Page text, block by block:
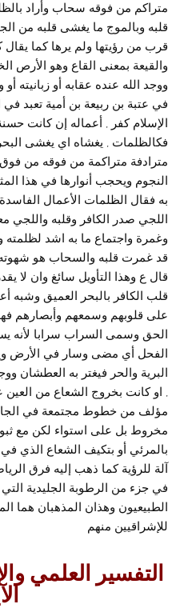
متراكم من فوقه سحاب وأراد
قلبه وبالموج ما يغشى قلبه من
قرب من رؤيتها ولم يرها كما يقال
والقيعة بمعنى القاع وهو الأرص
ووجد الله عنده عقابه أو زبانيته
في عتبة بن ربيعة بن أمية تعبد في
الإسلام كفر , أعماله إن كانت
فكالظلمات , يغشاه اي يغشى
مترادفة متراكمة من فوقه من
النجوم ويحجب أنوارها في هذا
به فقال الظلمات الأعمال الفاسدة
اللجي صدر الكافر وقلبه واللجي
وغمرة واجتماع ما به اشد لظلمته
قد غمرت قلبه والسحاب هو
قال ع وهذا التأويل سائغ وان لا
قلب الكافر بالبحر العميق وشبه
على قلوبهم وسمعهم وأبصارهم
الحق وسمى السراب سرابا لأنه
الفحل أي مضى وسار في الأرض
البرية والحر فيغتر به العطشان
, او كانت بخروج الشعاع من
مؤلف من خطوط مجتمعة في
مخروط بل على استواء لكن مع
بالمرئي أو بتكيف الشعاع الذي في
آلة للرؤية كما ذهب إليه فرق
في جزء من الرطوبة الجليدية
الطبيعيون وهذان المذهبان هما
للإشراقيين منهم
التفسير العلمي